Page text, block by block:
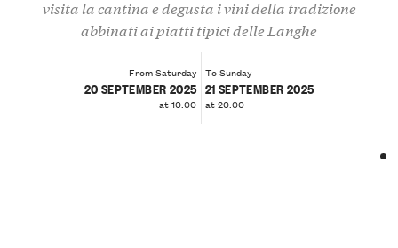
visita la cantina e degusta i vini della tradizione
abbinati ai piatti tipici delle Langhe
From Saturday
20 SEPTEMBER 2025
at 10:00
To Sunday
21 SEPTEMBER 2025
at 20:00